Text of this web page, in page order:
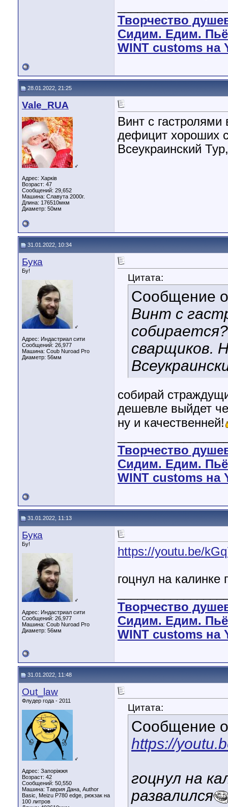
Творчество
Сидим. Едим.
WINT customs на
28.01.2022, 21:25
Vale_RUA
♂
Адрес: Харків
Возраст: 47
Сообщений: 29,652
Машина: Славута 2000г.
Длина: 176510мкм
Диаметр: 50мм
Винт с
дефицит хороших
Всеукраинский
31.01.2022, 10:34
Бука
Бу!
♂
Адрес: Индастриал сити
Сообщений: 26,977
Машина: Coub Nuroad Pro
Диаметр: 56мм
Цитата:
Сообщение
Винт с
сварщиков.
собирай
дешевле выйдет
ну и качественней!
Творчество
Сидим. Едим.
WINT customs на
31.01.2022, 11:13
Бука
Бу!
♂
Адрес: Индастриал сити
Сообщений: 26,977
Машина: Coub Nuroad Pro
Диаметр: 56мм
https://youtu.be/
гоцнул на калинке
Творчество
Сидим. Едим.
WINT customs на
31.01.2022, 11:48
Out_law
Флудер года - 2011
♂
Адрес: Запоріжжя
Возраст: 42
Сообщений: 50,550
Машина: Таврия Дана, Author
Basic, Meizu P780 edge, рюкзак на
100 литров
Цитата:
Сообщение
https://
гоцнул на
развалился